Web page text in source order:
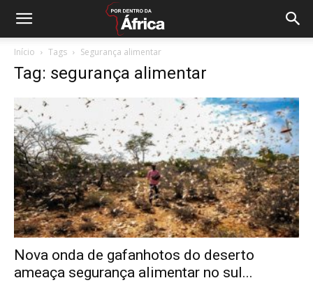
Início Tags Segurança alimentar
Tag: segurança alimentar
Nova onda de gafanhotos do deserto
ameaça segurança alimentar no sul...